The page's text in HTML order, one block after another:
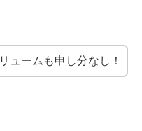
ュームも申し分なし！